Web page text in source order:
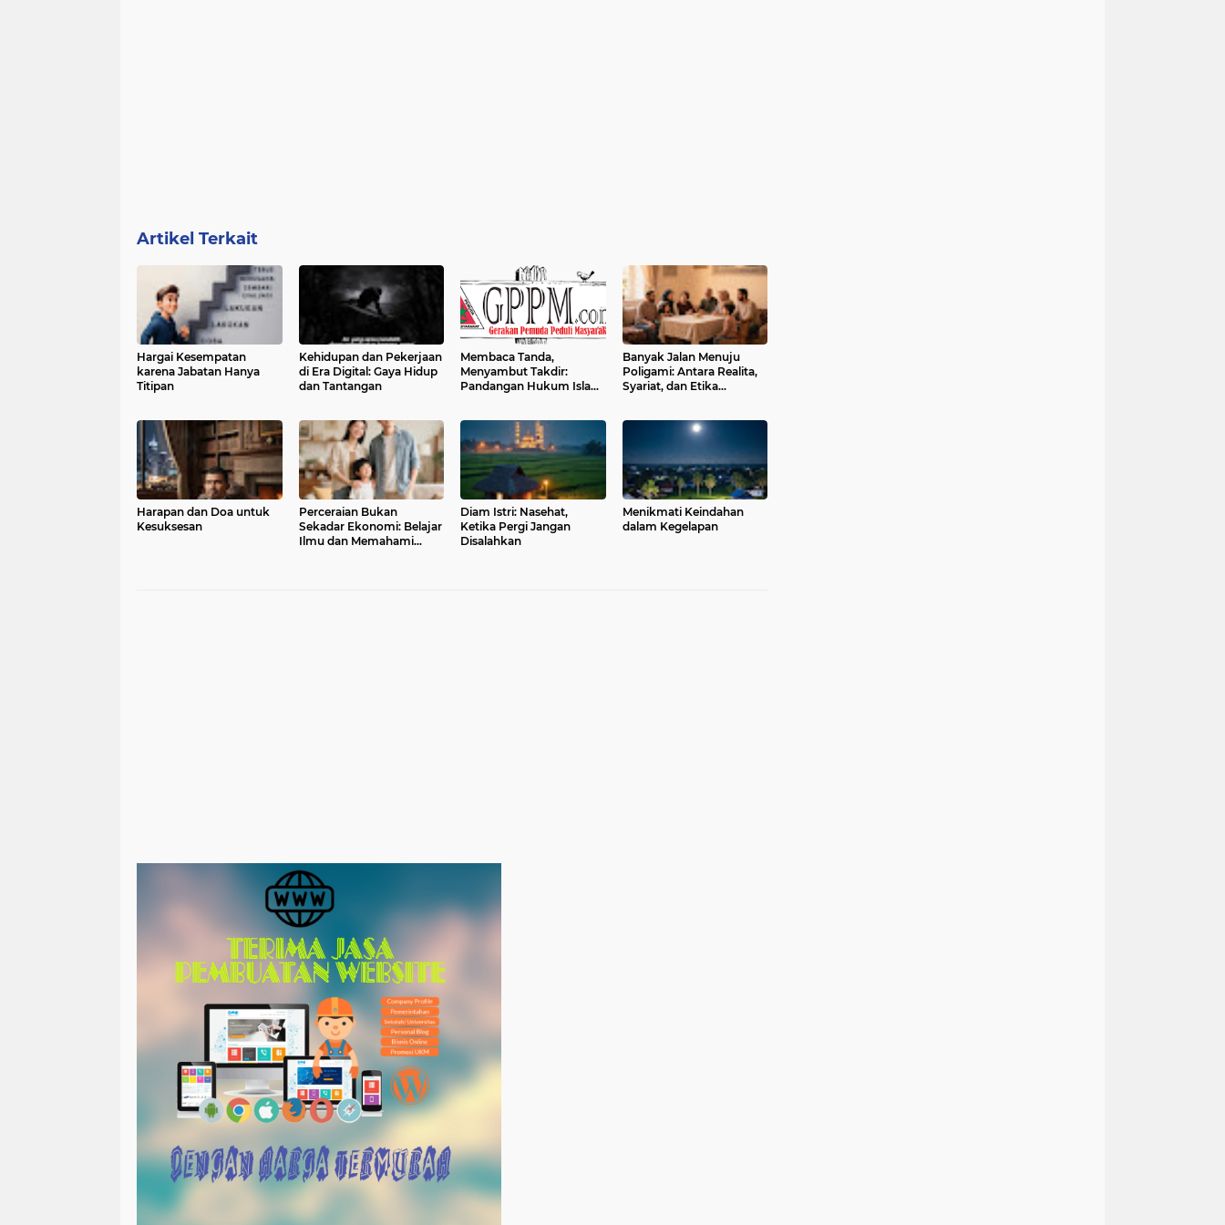
Artikel Terkait
Hargai Kesempatan
karena Jabatan Hanya
Titipan
Kehidupan dan Pekerjaan
di Era Digital: Gaya Hidup
dan Tantangan
Membaca Tanda,
Menyambut Takdir:
Pandangan Hukum Islam
Banyak Jalan Menuju
Poligami: Antara Realita,
Syariat, dan Etika
Harapan dan Doa untuk
Kesuksesan
Perceraian Bukan
Sekadar Ekonomi: Belajar
Ilmu dan Memahami
Diam Istri: Nasehat,
Ketika Pergi Jangan
Disalahkan
Menikmati Keindahan
dalam Kegelapan